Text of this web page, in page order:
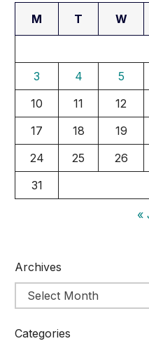
M T W
3
4 5
10
11 12
17
18 19
24
25 26
31
«
Archives
Categories